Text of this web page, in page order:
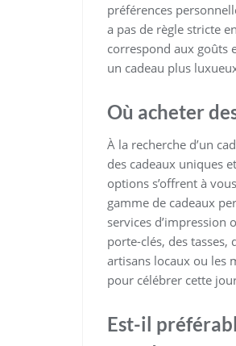
préférences
a pas de règle stricte
correspond aux goûts
un cadeau plus
Où acheter
À la recherche d’un
des cadeaux uniques
options s’offrent à
gamme de cadeaux
services
porte-clés, des tasses,
artisans locaux ou les
pour célébrer cette
Est-il